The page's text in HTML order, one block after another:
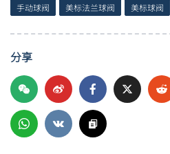
手动球阀 美标法兰球阀 美标球阀
分享